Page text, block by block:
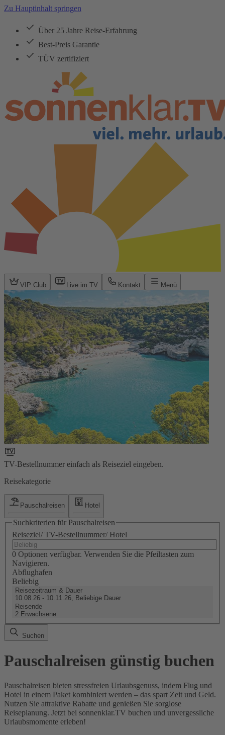
Zu Hauptinhalt springen
Über 25 Jahre Reise-Erfahrung
Best-Preis Garantie
TÜV zertifiziert
VIP Club Live im TV Kontakt Menü
TV-Bestellnummer einfach als Reiseziel eingeben.
Reisekategorie
Pauschalreisen Hotel
Suchkriterien für Pauschalreisen
Reiseziel/ TV-Bestellnummer/ Hotel
0 Optionen verfügbar. Verwenden Sie die Pfeiltasten zum
Navigieren.
Abflughafen
Beliebig
Reisezeitraum & Dauer
10.08.26 - 10.11.26, Beliebige Dauer
Reisende
2 Erwachsene
Suchen
Pauschalreisen günstig buchen
Pauschalreisen bieten stressfreien Urlaubsgenuss, indem Flug und
Hotel in einem Paket kombiniert werden – das spart Zeit und Geld.
Nutzen Sie attraktive Rabatte und genießen Sie sorglose
Reiseplanung. Jetzt bei sonnenklar.TV buchen und unvergessliche
Urlaubsmomente erleben!